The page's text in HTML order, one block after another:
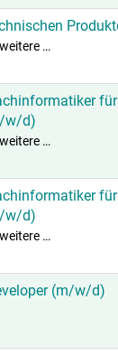
…
w/d)
…
w/d)
…
(m/w/d)